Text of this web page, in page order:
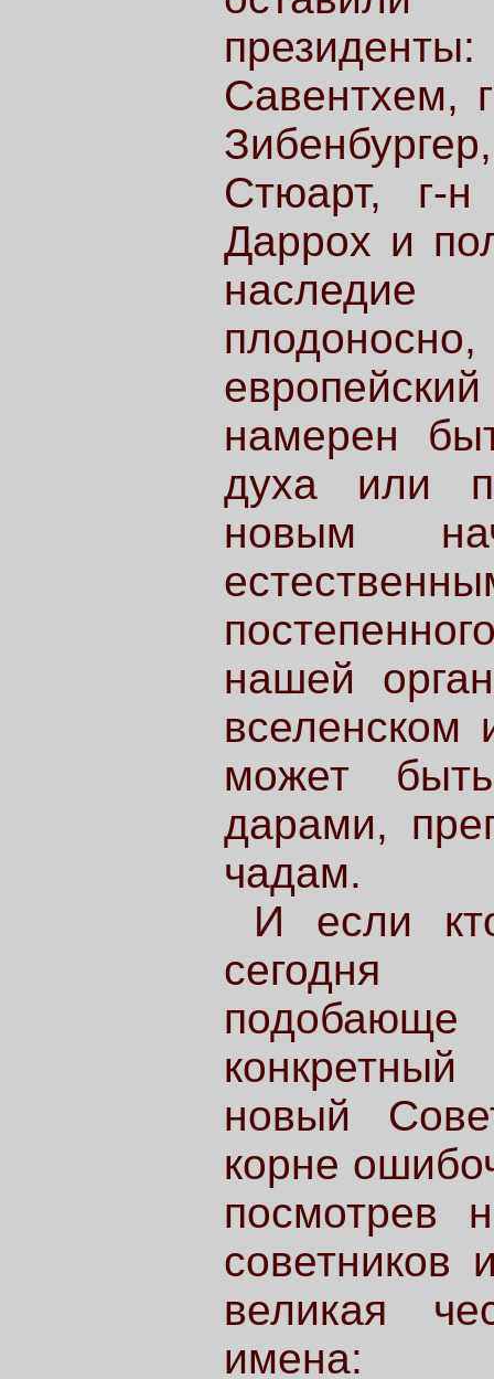
Савентхем,
Стюарт, г-
Даррох и
намерен
духа или
новым
нашей
вселенском
может
дарами,
чадам.
И если
сегодня
новый
корне
посмотрев
советников
великая
имена: